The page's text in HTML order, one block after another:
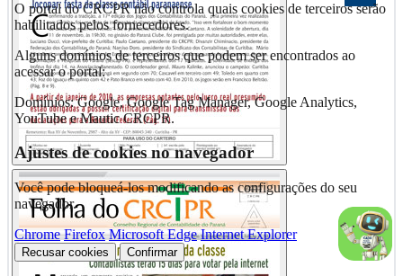
O portal do CRCPR não controla quais cookies de terceiros serão
habilitados pelos fornecedores.
Alguns domínios de terceiros que podem ser encontrados ao
acessar o portal:
Domínios: Google, Google Tag Manager, Google Analytics,
YouTube e Mautic CRCPR.
Ajustes de cookies no navegador
Você pode bloqueá-los modificando as configurações do seu
navegador.
Chrome Firefox Microsoft Edge Internet Explorer
Recusar cookies Confirmar